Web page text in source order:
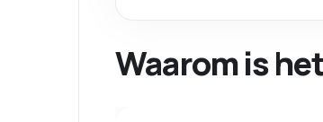
Waarom is